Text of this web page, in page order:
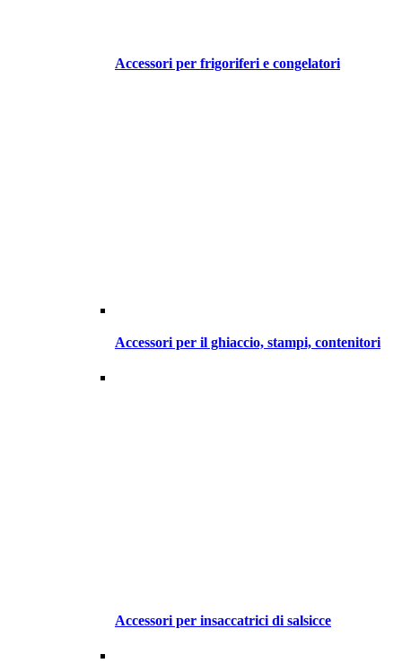
Accessori per frigoriferi e congelatori
Accessori per il ghiaccio, stampi, contenitori
Accessori per insaccatrici di salsicce